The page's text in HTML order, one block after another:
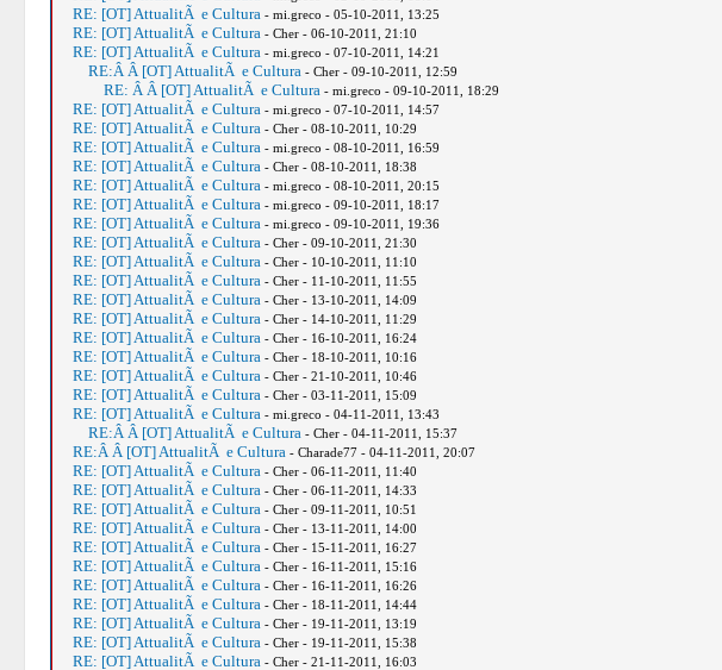
RE: [OT] AttualitÃ e Cultura - mi.greco - 05-10-2011, 13:25
RE: [OT] AttualitÃ e Cultura - Cher - 06-10-2011, 21:10
RE: [OT] AttualitÃ e Cultura - mi.greco - 07-10-2011, 14:21
RE:Â Â [OT] AttualitÃ e Cultura - Cher - 09-10-2011, 12:59
RE: Â Â [OT] AttualitÃ e Cultura - mi.greco - 09-10-2011, 18:29
RE: [OT] AttualitÃ e Cultura - mi.greco - 07-10-2011, 14:57
RE: [OT] AttualitÃ e Cultura - Cher - 08-10-2011, 10:29
RE: [OT] AttualitÃ e Cultura - mi.greco - 08-10-2011, 16:59
RE: [OT] AttualitÃ e Cultura - Cher - 08-10-2011, 18:38
RE: [OT] AttualitÃ e Cultura - mi.greco - 08-10-2011, 20:15
RE: [OT] AttualitÃ e Cultura - mi.greco - 09-10-2011, 18:17
RE: [OT] AttualitÃ e Cultura - mi.greco - 09-10-2011, 19:36
RE: [OT] AttualitÃ e Cultura - Cher - 09-10-2011, 21:30
RE: [OT] AttualitÃ e Cultura - Cher - 10-10-2011, 11:10
RE: [OT] AttualitÃ e Cultura - Cher - 11-10-2011, 11:55
RE: [OT] AttualitÃ e Cultura - Cher - 13-10-2011, 14:09
RE: [OT] AttualitÃ e Cultura - Cher - 14-10-2011, 11:29
RE: [OT] AttualitÃ e Cultura - Cher - 16-10-2011, 16:24
RE: [OT] AttualitÃ e Cultura - Cher - 18-10-2011, 10:16
RE: [OT] AttualitÃ e Cultura - Cher - 21-10-2011, 10:46
RE: [OT] AttualitÃ e Cultura - Cher - 03-11-2011, 15:09
RE: [OT] AttualitÃ e Cultura - mi.greco - 04-11-2011, 13:43
RE:Â Â [OT] AttualitÃ e Cultura - Cher - 04-11-2011, 15:37
RE:Â Â [OT] AttualitÃ e Cultura - Charade77 - 04-11-2011, 20:07
RE: [OT] AttualitÃ e Cultura - Cher - 06-11-2011, 11:40
RE: [OT] AttualitÃ e Cultura - Cher - 06-11-2011, 14:33
RE: [OT] AttualitÃ e Cultura - Cher - 09-11-2011, 10:51
RE: [OT] AttualitÃ e Cultura - Cher - 13-11-2011, 14:00
RE: [OT] AttualitÃ e Cultura - Cher - 15-11-2011, 16:27
RE: [OT] AttualitÃ e Cultura - Cher - 16-11-2011, 15:16
RE: [OT] AttualitÃ e Cultura - Cher - 16-11-2011, 16:26
RE: [OT] AttualitÃ e Cultura - Cher - 18-11-2011, 14:44
RE: [OT] AttualitÃ e Cultura - Cher - 19-11-2011, 13:19
RE: [OT] AttualitÃ e Cultura - Cher - 19-11-2011, 15:38
RE: [OT] AttualitÃ e Cultura - Cher - 21-11-2011, 16:03